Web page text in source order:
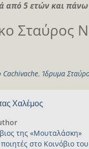
από 5 ετών και
Σταύρος
Cachivache, Ίδρυμα
Χαλέμος
της «Μουταλάσκη»
στο Κοινόβιο